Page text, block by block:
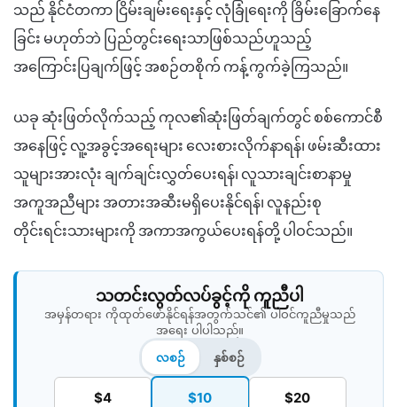
သည် နိုင်ငံတကာ ငြိမ်းချမ်းရေးနှင့် လုံခြုံရေးကို ခြိမ်းခြောက်နေ
ခြင်း မဟုတ်ဘဲ ပြည်တွင်းရေးသာဖြစ်သည်ဟူသည့်
အကြောင်းပြချက်ဖြင့် အစဉ်တစိုက် ကန့်ကွက်ခဲ့ကြသည်။
ယခု ဆုံးဖြတ်လိုက်သည့် ကုလ၏ဆုံးဖြတ်ချက်တွင် စစ်ကောင်စီ
အနေဖြင့် လူ့အခွင့်အရေးများ လေးစားလိုက်နာရန်၊ ဖမ်းဆီးထား
သူများအားလုံး ချက်ချင်းလွှတ်ပေးရန်၊ လူသားချင်းစာနာမှု
အကူအညီများ အတားအဆီးမရှိပေးနိုင်ရန်၊ လူနည်းစု
တိုင်းရင်းသားများကို အကာအကွယ်ပေးရန်တို့ ပါဝင်သည်။
သတင်းလွတ်လပ်ခွင့်ကို ကူညီပါ
အမှန်တရား ကိုထုတ်ဖော်နိုင်ရန်အတွက်သင်၏ ပါဝင်ကူညီမှုသည်
အရေး ပါပါသည်။
လစဉ်
နှစ်စဉ်
$4 $10 $20